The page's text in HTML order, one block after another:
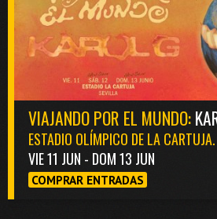
VIAJANDO POR EL MUNDO:
ESTADIO OLÍMPICO DE LA
VIE 11 JUN - DOM 13 JUN
COMPRAR ENTRADAS